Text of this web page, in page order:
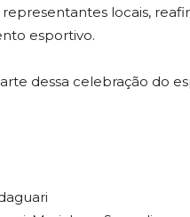
locais,
esportivo.
dessa celebração do